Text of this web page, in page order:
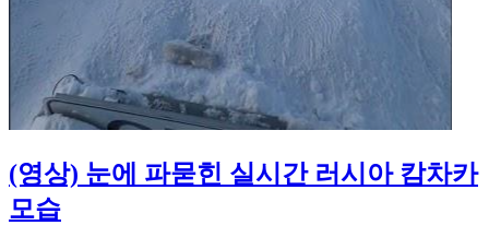
(영상) 눈에 파묻힌 실시간 러시아 캄차카
모습